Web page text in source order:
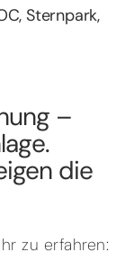
Sternpark,
–
die
zu erfahren: